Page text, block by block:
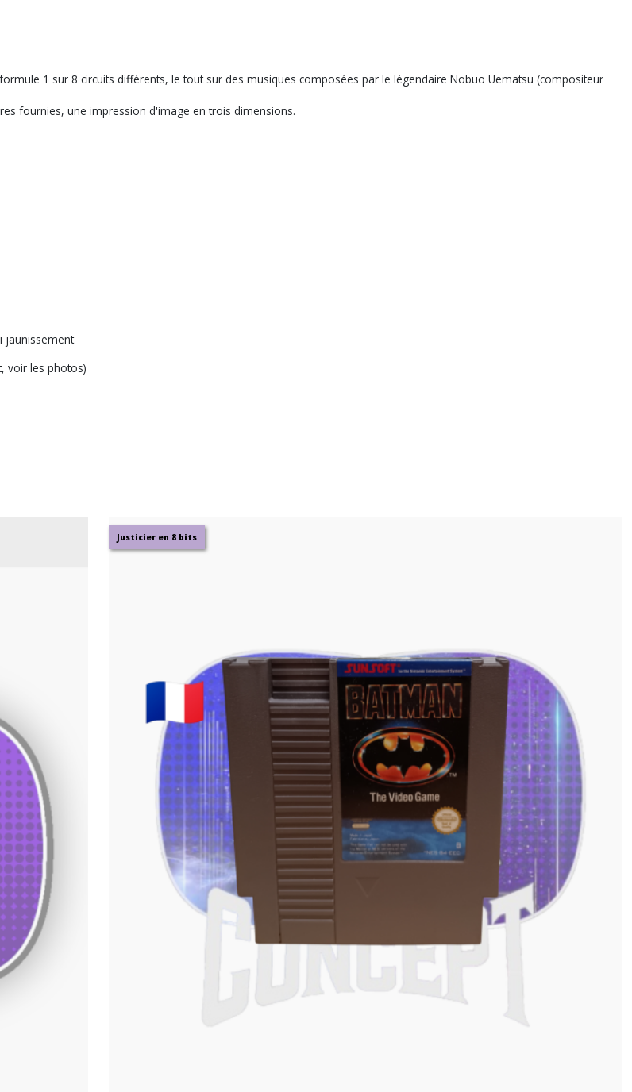
1 sur 8 circuits différents, le tout sur des musiques composées par le légendaire Nobuo Uematsu (compositeur
fournies, une impression d'image en trois dimensions.
jaunissement
voir les photos)
Justicier en 8 bits